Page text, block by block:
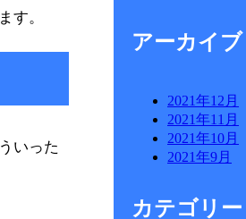
す。
いった
アーカイブ
2021年12月
2021年11月
2021年10月
2021年9月
カテゴリー